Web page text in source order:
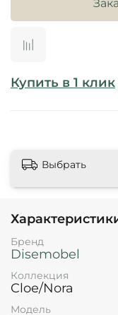
Купить в 1 клик
Выбрать
Бренд
Disemobel
Коллекция
Cloe/Nora
Модель